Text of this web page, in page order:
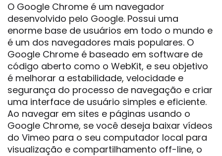
O Google Chrome é um navegador
desenvolvido pelo Google. Possui uma
enorme base de usuários em todo o mundo e
é um dos navegadores mais populares. O
Google Chrome é baseado em software de
código aberto como o WebKit, e seu objetivo
é melhorar a estabilidade, velocidade e
segurança do processo de navegação e criar
uma interface de usuário simples e eficiente.
Ao navegar em sites e páginas usando o
Google Chrome, se você deseja baixar vídeos
do Vimeo para o seu computador local para
visualização e compartilhamento off-line, o